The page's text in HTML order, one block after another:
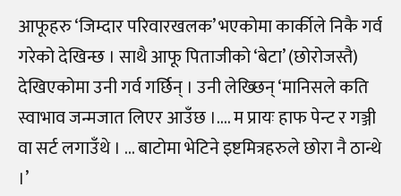
आफूहरु ‘जिम्दार परिवारखलक’ भएकोमा कार्कीले निकै गर्व
गरेको देखिन्छ । साथै आफू पिताजीको ‘बेटा’ (छोरोजस्तै)
देखिएकोमा उनी गर्व गर्छिन् । उनी लेख्छिन् ‘मानिसले कति
स्वाभाव जन्मजात लिएर आउँछ ।…. म प्रायः हाफ पेन्ट र गञ्जी
वा सर्ट लगाउँथे । … बाटोमा भेटिने इष्टमित्रहरुले छोरा नै ठान्थे
।’